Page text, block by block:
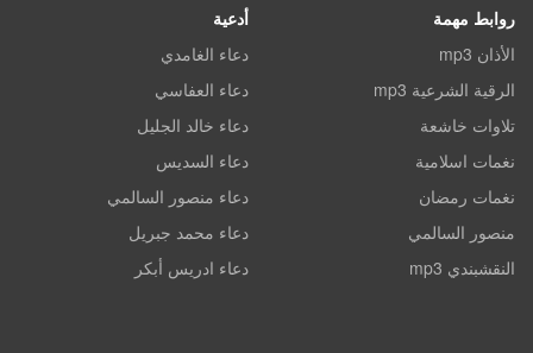
روابط مهمة
الأذان mp3
الرقية الشرعية mp3
تلاوات خاشعة
نغمات اسلامية
نغمات رمضان
منصور السالمي
النقشبندي mp3
أدعية
دعاء الغامدي
دعاء العفاسي
دعاء خالد الجليل
دعاء السديس
دعاء منصور السالمي
دعاء محمد جبريل
دعاء ادريس أبكر